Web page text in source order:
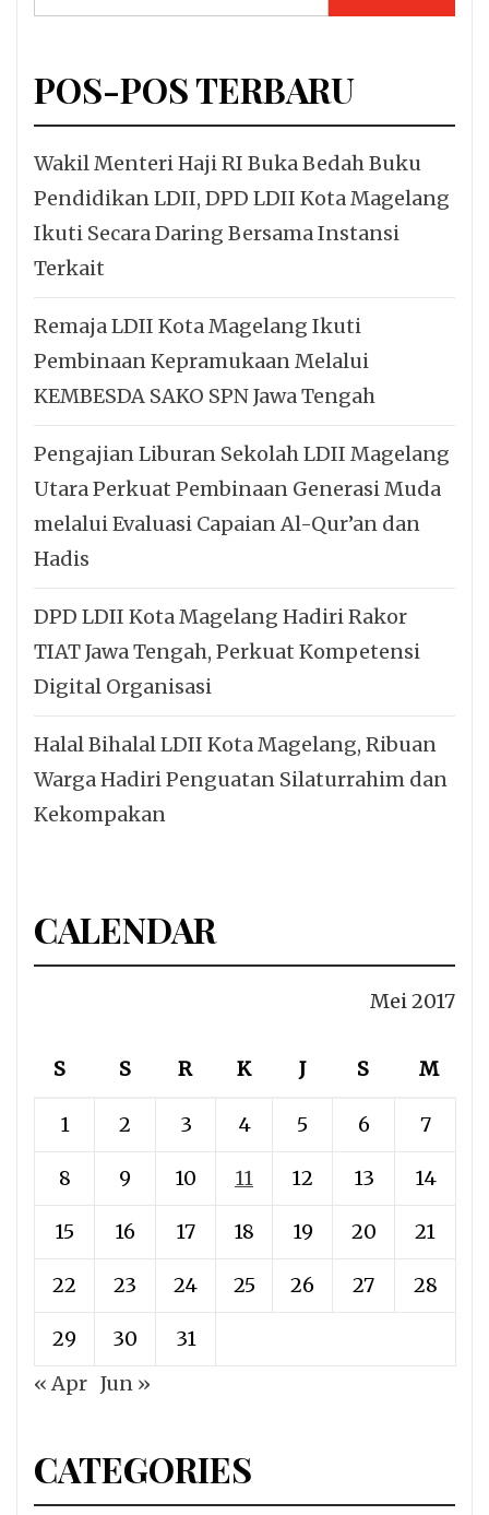
untuk:
POS-POS TERBARU
Wakil Menteri Haji RI Buka Bedah Buku
Pendidikan LDII, DPD LDII Kota Magelang
Ikuti Secara Daring Bersama Instansi
Terkait
Remaja LDII Kota Magelang Ikuti
Pembinaan Kepramukaan Melalui
KEMBESDA SAKO SPN Jawa Tengah
Pengajian Liburan Sekolah LDII Magelang
Utara Perkuat Pembinaan Generasi Muda
melalui Evaluasi Capaian Al-Qur’an dan
Hadis
DPD LDII Kota Magelang Hadiri Rakor
TIAT Jawa Tengah, Perkuat Kompetensi
Digital Organisasi
Halal Bihalal LDII Kota Magelang, Ribuan
Warga Hadiri Penguatan Silaturrahim dan
Kekompakan
CALENDAR
Mei 2017
S S R K J S M
1 2 3 4 5 6 7
8 9 10 11 12 13 14
15 16 17 18 19 20 21
22 23 24 25 26 27 28
29 30
31
« Apr Jun »
CATEGORIES